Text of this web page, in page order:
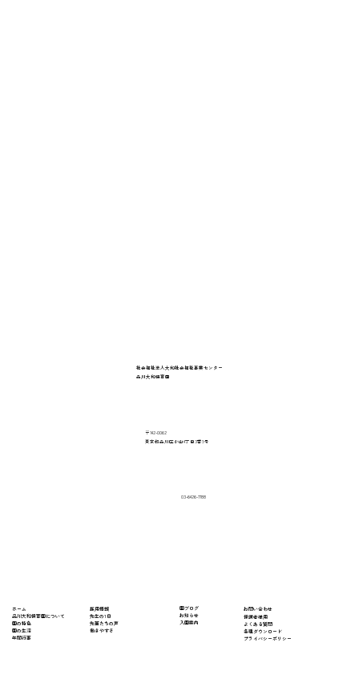
​お問い合わせ
保護者様用
よくある質問
​各種ダウンロード
プライバシーポリシー
​園ブログ
お知らせ
入園案内
採用情報
先生の1日
先輩たちの声
働きやすさ
ホーム
​品川大和保育園について
園の特色
園の生活
年間行事
〒142-0062
東京都品川区小山4丁目3番9号
社会福祉法人大和社会福祉事業センター
品川大和保育園
03-6426-7788